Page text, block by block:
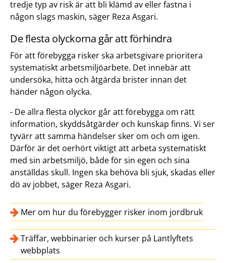
tredje typ av risk är att bli klämd av eller fastna i
någon slags maskin, säger Reza Asgari.
De flesta olyckorna går att förhindra
För att förebygga risker ska arbetsgivare prioritera
systematiskt arbetsmiljöarbete. Det innebär att
undersöka, hitta och åtgärda brister innan det
händer någon olycka.
- De allra flesta olyckor går att förebygga om rätt
information, skyddsåtgärder och kunskap finns. Vi ser
tyvärr att samma händelser sker om och om igen.
Därför är det oerhört viktigt att arbeta systematiskt
med sin arbetsmiljö, både för sin egen och sina
anställdas skull. Ingen ska behöva bli sjuk, skadas eller
dö av jobbet, säger Reza Asgari.
Mer om hur du förebygger risker inom jordbruk
Träffar, webbinarier och kurser på Lantlyftets
webbplats